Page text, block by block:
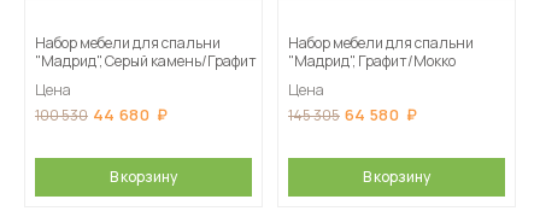
Набор мебели для спальни
"Мадрид", Серый камень/Графит
Цена
100 530 44 680
В корзину
Набор мебели для спальни
"Мадрид", Графит/Мокко
Цена
145 305 64 580
В корзину